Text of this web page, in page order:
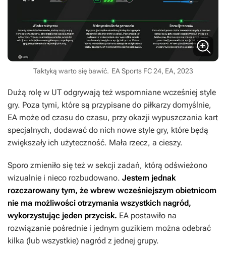
Taktyką warto się bawić. EA Sports FC 24, EA, 2023
Dużą rolę w UT odgrywają też wspomniane wcześniej style
gry. Poza tymi, które są przypisane do piłkarzy domyślnie,
EA może od czasu do czasu, przy okazji wypuszczania kart
specjalnych, dodawać do nich nowe style gry, które będą
zwiększały ich użyteczność. Mała rzecz, a cieszy.
Sporo zmieniło się też w sekcji zadań, którą odświeżono
wizualnie i nieco rozbudowano. Jestem jednak
rozczarowany tym, że wbrew wcześniejszym obietnicom
nie ma możliwości otrzymania wszystkich nagród,
wykorzystując jeden przycisk. EA postawiło na
rozwiązanie pośrednie i jednym guzikiem można odebrać
kilka (lub wszystkie) nagród z jednej grupy.